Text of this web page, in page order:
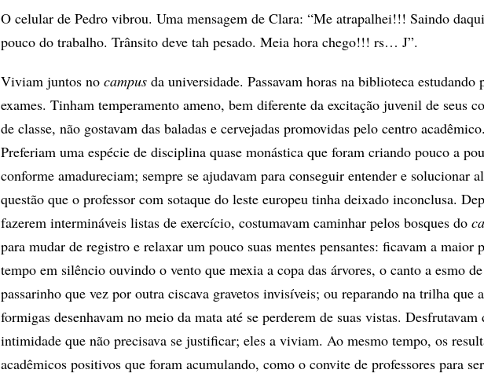
O celular de Pedro vibrou. Uma mensagem de Clara: “Me atrapalhei!!! Saindo
pouco do trabalho. Trânsito deve tah pesado. Meia hora chego!!! rs… J”.
Viviam juntos no campus da universidade. Passavam horas na biblioteca estudando
exames. Tinham temperamento ameno, bem diferente da excitação juvenil de seus
de classe, não gostavam das baladas e cervejadas promovidas pelo centro acadêmico.
Preferiam uma espécie de disciplina quase monástica que foram criando pouco a
conforme amadureciam; sempre se ajudavam para conseguir entender e solucionar
questão que o professor com sotaque do leste europeu tinha deixado inconclusa.
fazerem intermináveis listas de exercício, costumavam caminhar pelos bosques do
para mudar de registro e relaxar um pouco suas mentes pensantes: ficavam a maior
tempo em silêncio ouvindo o vento que mexia a copa das árvores, o canto a esmo
passarinho que vez por outra ciscava gravetos invisíveis; ou reparando na trilha que
formigas desenhavam no meio da mata até se perderem de suas vistas. Desfrutavam
intimidade que não precisava se justificar; eles a viviam. Ao mesmo tempo, os
acadêmicos positivos que foram acumulando, como o convite de professores para